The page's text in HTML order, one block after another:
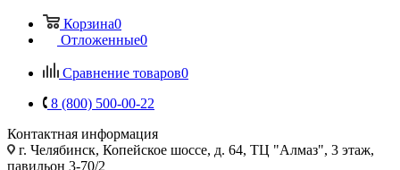
Корзина0
Отложенные0
Сравнение товаров0
8 (800) 500-00-22
Контактная информация
г. Челябинск, Копейское шоссе, д. 64, ТЦ "Алмаз", 3 этаж,
павильон 3-70/2